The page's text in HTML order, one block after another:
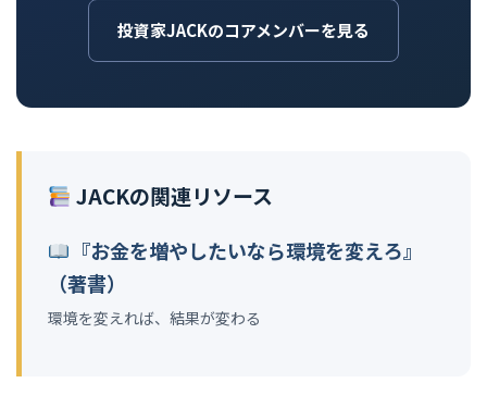
投資家JACKのコアメンバーを見る
JACKの関連リソース
『お金を増やしたいなら環境を変えろ』
（著書）
環境を変えれば、結果が変わる